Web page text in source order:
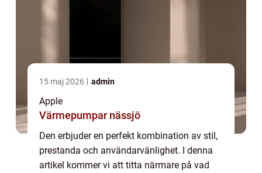
15 maj 2026 admin
Apple
Värmepumpar nässjö
Den erbjuder en perfekt kombination av stil,
prestanda och användarvänlighet. I denna
artikel kommer vi att titta närmare på vad